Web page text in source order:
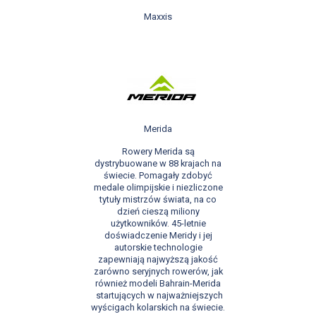
Maxxis
Merida
Rowery Merida są
dystrybuowane w 88 krajach na
świecie. Pomagały zdobyć
medale olimpijskie i niezliczone
tytuły mistrzów świata, na co
dzień cieszą miliony
użytkowników. 45-letnie
doświadczenie Meridy i jej
autorskie technologie
zapewniają najwyższą jakość
zarówno seryjnych rowerów, jak
również modeli Bahrain-Merida
startujących w najważniejszych
wyścigach kolarskich na świecie.